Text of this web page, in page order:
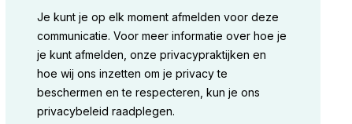
Je kunt je op elk moment afmelden voor deze
communicatie. Voor meer informatie over hoe je
je kunt afmelden, onze privacypraktijken en
hoe wij ons inzetten om je privacy te
beschermen en te respecteren, kun je ons
privacybeleid raadplegen.